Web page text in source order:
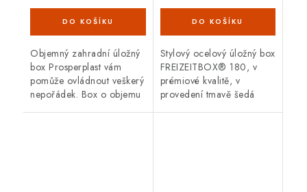
Objemný zahradní úložný
box Prosperplast vám
pomůže ovládnout veškerý
nepořádek. Box o objemu
Stylový ocelový úložný box
FREIZEITBOX® 180, v
prémiové kvalitě, v
provedení tmavě šedá